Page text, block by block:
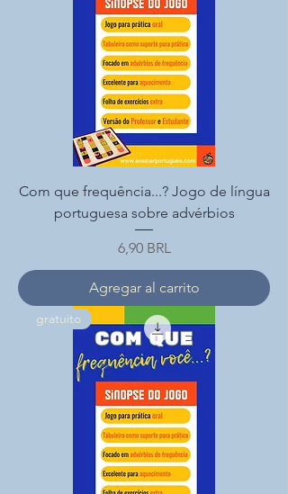
Com que frequência...? Jogo de língua
portuguesa sobre advérbios
Precio
6,90 BRL
Agregar al carrito
gratuito